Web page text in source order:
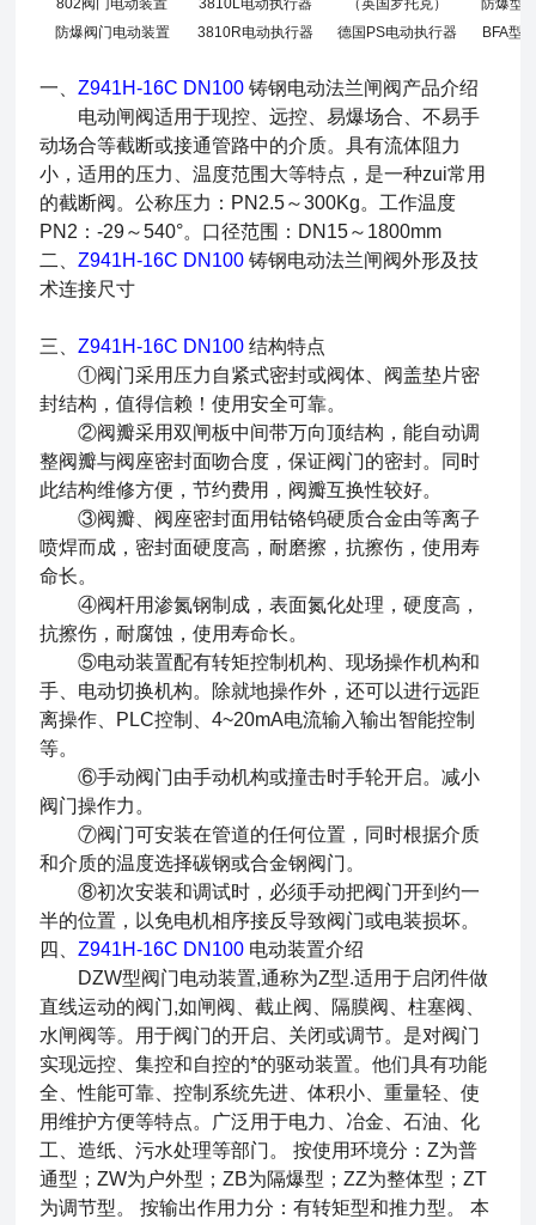
（英国罗托克）
802阀门电动装置 3810L电动执行器
防爆型
防爆阀门电动装置
3810R电动执行器 德国PS电动执行器 BFA型
一、Z941H-16C DN100铸钢电动法兰闸阀产品介绍
电动闸阀适用于现控、远控、易爆场合、不易手
动场合等截断或接通管路中的介质。具有流体阻力
小，适用的压力、温度范围大等特点，是一种zui常用
的截断阀。公称压力：PN2.5～300Kg。工作温度
PN2：-29～540°。口径范围：DN15～1800mm
二、Z941H-16C DN100铸钢电动法兰闸阀外形及技
术连接尺寸
三、Z941H-16C DN100结构特点
①阀门采用压力自紧式密封或阀体、阀盖垫片密
封结构，值得信赖！使用安全可靠。
②阀瓣采用双闸板中间带万向顶结构，能自动调
整阀瓣与阀座密封面吻合度，保证阀门的密封。同时
此结构维修方便，节约费用，阀瓣互换性较好。
③阀瓣、阀座密封面用钴铬钨硬质合金由等离子
喷焊而成，密封面硬度高，耐磨擦，抗擦伤，使用寿
命长。
④阀杆用渗氮钢制成，表面氮化处理，硬度高，
抗擦伤，耐腐蚀，使用寿命长。
⑤电动装置配有转矩控制机构、现场操作机构和
手、电动切换机构。除就地操作外，还可以进行远距
离操作、PLC控制、4~20mA电流输入输出智能控制
等。
⑥手动阀门由手动机构或撞击时手轮开启。减小
阀门操作力。
⑦阀门可安装在管道的任何位置，同时根据介质
和介质的温度选择碳钢或合金钢阀门。
⑧初次安装和调试时，必须手动把阀门开到约一
半的位置，以免电机相序接反导致阀门或电装损坏。
四、Z941H-16C DN100 电动装置介绍
DZW型阀门电动装置,通称为Z型.适用于启闭件做
直线运动的阀门,如闸阀、截止阀、隔膜阀、柱塞阀、
水闸阀等。用于阀门的开启、关闭或调节。是对阀门
实现远控、集控和自控的*的驱动装置。他们具有功能
全、性能可靠、控制系统先进、体积小、重量轻、使
用维护方便等特点。广泛用于电力、冶金、石油、化
工、造纸、污水处理等部门。 按使用环境分：Z为普
通型；ZW为户外型；ZB为隔爆型；ZZ为整体型；ZT
为调节型。 按输出作用力分：有转矩型和推力型。 本